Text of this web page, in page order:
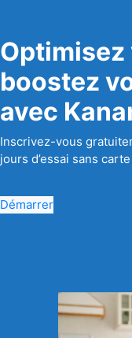
Optimisez
boostez
avec
Inscrivez-vous
jours d’essai sans
Démarrer